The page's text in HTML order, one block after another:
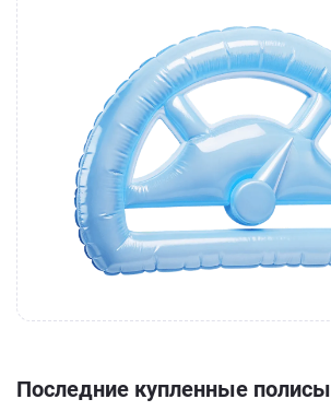
Последние купленные полисы